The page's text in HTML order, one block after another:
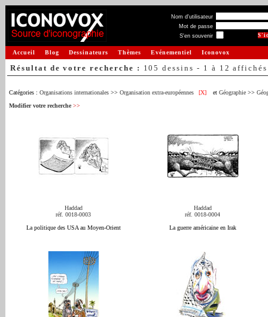
Nom d'utilisateur
Mot de passe
S'en souvenir
Accueil Blog Dessinateurs Thèmes Evénementiel Iconovox
Résultat de votre recherche : 105 dessins - 1 à 12 affichés
Catégories : Organisations internationales >> Organisation extra-européennes [X] et Géographie >>
Modifier votre recherche >>
Haddad
réf. 0018-0003
La politique des USA au Moyen-Orient
Haddad
réf. 0018-0004
La guerre américaine en Irak